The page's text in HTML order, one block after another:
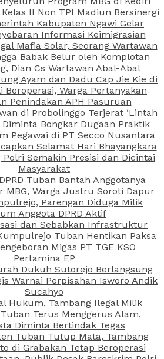
II Non TPI Madiun Bersinergi
Kabupaten Ngawi Gelar
Informasi Keimigrasian
Mafia Solar, Seorang Wartawan
Babak Belur oleh Komplotan
Dian Cs Wartawan Abal-Abal
Ayam dan Dadu Cap Jie Kie di
Beroperasi, Warga Pertanyakan
Penindakan APH Pasuruan
di Probolinggo Terjerat ‘Lintah
Diminta Bongkar Dugaan Praktik
Pegawai di PT Secco Nusantara
Selamat Hari Bhayangkara
Semakin Presisi dan Dicintai
Masyarakat
Tuban Bantah Anggotanya
MBG, Warga Justru Soroti Dapur
Parengan Diduga Milik
Anggota DPRD Aktif
dan Sebabkan Infrastruktur
Tuban Hentikan Paksa
Migas PT TGE KSO
Pertamina EP
Dukuh Sutorejo Berlangsung
Warnai Perpisahan Isworo Andik
Sucahyo
Hukum, Tambang Ilegal Milik
Terus Menggerus Alam,
Diminta Bertindak Tegas
Tuban Tutup Mata, Tambang
di Grabakan Tetap Beroperasi